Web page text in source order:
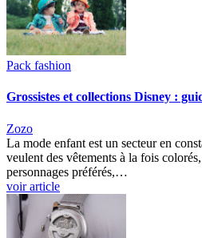
Pack fashion
Grossistes et collections Disney :
Zozo
La mode enfant est un secteur en
veulent des vêtements à la fois
personnages préférés,…
voir article